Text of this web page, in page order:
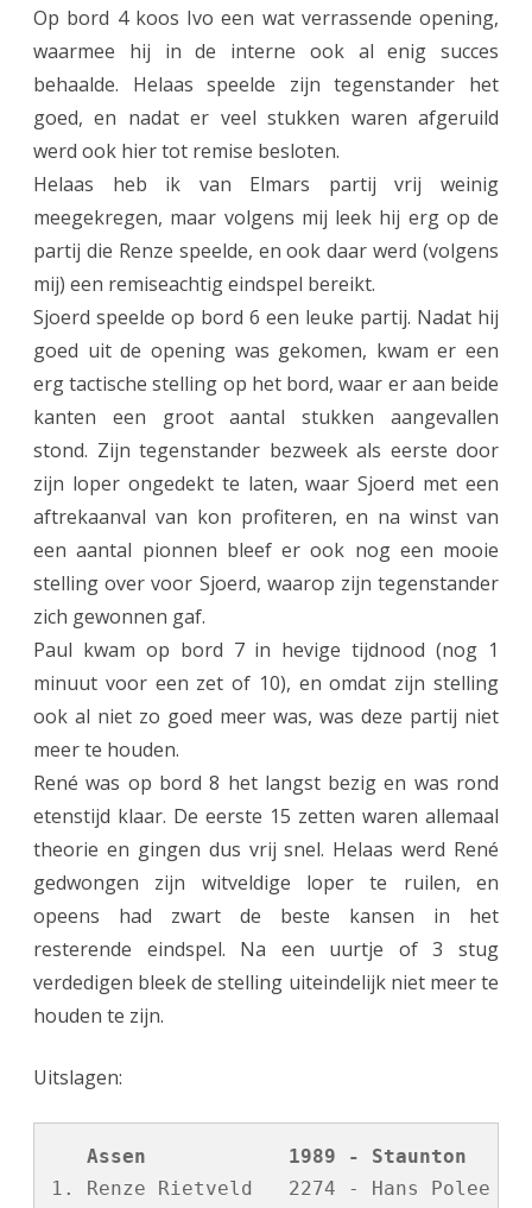
Op bord 4 koos Ivo een wat verrassende opening,
waarmee hij in de interne ook al enig succes
behaalde. Helaas speelde zijn tegenstander het
goed, en nadat er veel stukken waren afgeruild
werd ook hier tot remise besloten.
Helaas heb ik van Elmars partij vrij weinig
meegekregen, maar volgens mij leek hij erg op de
partij die Renze speelde, en ook daar werd (volgens
mij) een remiseachtig eindspel bereikt.
Sjoerd speelde op bord 6 een leuke partij. Nadat hij
goed uit de opening was gekomen, kwam er een
erg tactische stelling op het bord, waar er aan beide
kanten een groot aantal stukken aangevallen
stond. Zijn tegenstander bezweek als eerste door
zijn loper ongedekt te laten, waar Sjoerd met een
aftrekaanval van kon profiteren, en na winst van
een aantal pionnen bleef er ook nog een mooie
stelling over voor Sjoerd, waarop zijn tegenstander
zich gewonnen gaf.
Paul kwam op bord 7 in hevige tijdnood (nog 1
minuut voor een zet of 10), en omdat zijn stelling
ook al niet zo goed meer was, was deze partij niet
meer te houden.
René was op bord 8 het langst bezig en was rond
etenstijd klaar. De eerste 15 zetten waren allemaal
theorie en gingen dus vrij snel. Helaas werd René
gedwongen zijn witveldige loper te ruilen, en
opeens had zwart de beste kansen in het
resterende eindspel. Na een uurtje of 3 stug
verdedigen bleek de stelling uiteindelijk niet meer te
houden te zijn.
Uitslagen:
Assen            1989 - Staunton
1. Renze Rietveld   2274 - Hans Polee